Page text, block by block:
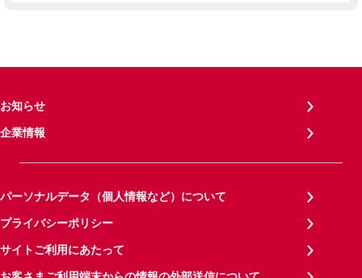
お知らせ
企業情報
パーソナルデータ（個人情報など）について
プライバシーポリシー
サイトご利用にあたって